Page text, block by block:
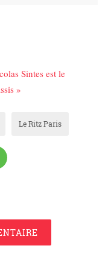
Sintes est le
»
Le Ritz Paris